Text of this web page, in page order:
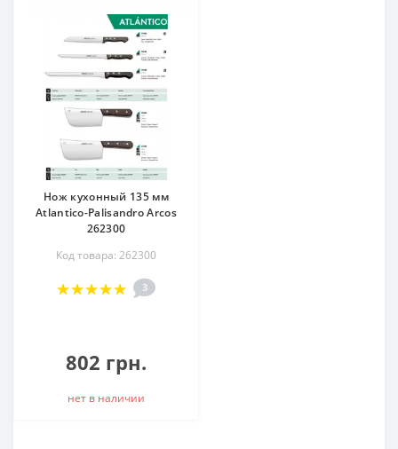
Нож кухонный 135 мм
Atlantico-Palisandro Arcos
262300
Код товара: 262300
3
802 грн.
нет в наличии